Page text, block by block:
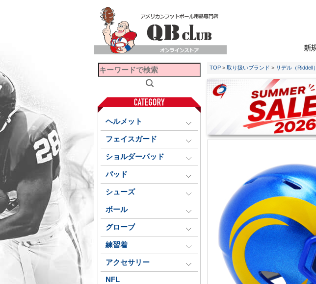
ヘルメット
フェイスガード
ショルダーパッド
パッド
シューズ
ボール
グローブ
練習着
アクセサリー
NFL
TOP > 取り扱いブランド > リデル（Riddell）